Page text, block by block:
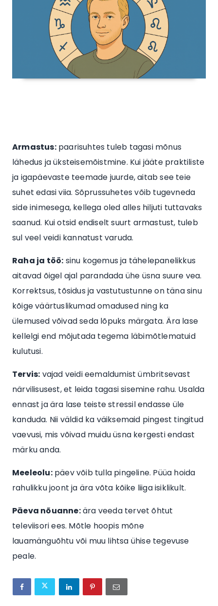
Armastus:paarisuhtes tuleb tagasi mõnus
lähedus ja üksteisemõistmine. Kui jääte praktiliste
ja igapäevaste teemade juurde, aitab see teie
suhet edasi viia. Sõprussuhetes võib tugevneda
side inimesega, kellega oled alles hiljuti tuttavaks
saanud. Kui otsid endiselt suurt armastust, tuleb
sul veel veidi kannatust varuda.
Raha ja töö: sinu kogemus ja tähelepanelikkus
aitavad õigel ajal parandada ühe üsna suure vea.
Korrektsus, tõsidus ja vastutustunne on täna sinu
kõige väärtuslikumad omadused ning ka
ülemused võivad seda lõpuks märgata. Ära lase
kellelgi end mõjutada tegema läbimõtlematuid
kulutusi.
Tervis: vajad veidi eemaldumist ümbritsevast
närvilisusest, et leida tagasi sisemine rahu. Usalda
ennast ja ära lase teiste stressil endasse üle
kanduda. Nii väldid ka väiksemaid pingest tingitud
vaevusi, mis võivad muidu üsna kergesti endast
märku anda.
Meeleolu:päev võib tulla pingeline. Püüa hoida
rahulikku joont ja ära võta kõike liiga isiklikult.
Päeva nõuanne:ära veeda tervet õhtut
televiisori ees. Mõtle hoopis mõne
lauamänguõhtu või muu lihtsa ühise tegevuse
peale.